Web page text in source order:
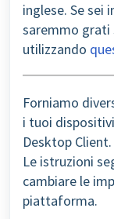
inglese. Se sei
saremmo grati
utilizzando
Forniamo
i tuoi
Desktop Client.
Le istruzioni
cambiare le
piattaforma.